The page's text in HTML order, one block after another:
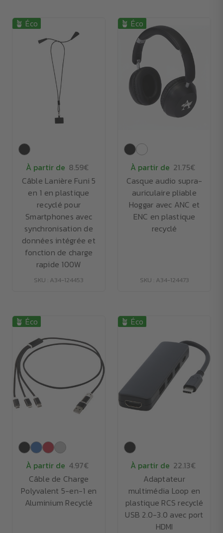
🪴 Éco
À partir de 8.59€
Câble Lanière Funi 5
en 1 en plastique
recyclé pour
Smartphones avec
synchronisation de
données intégrée et
fonction de charge
rapide 100W
SKU : A34-124453
🪴 Éco
À partir de 21.75€
Casque audio supra-
auriculaire pliable
Hoggar avec ANC et
ENC en plastique
recyclé
SKU : A34-124473
🪴 Éco
À partir de 4.97€
Câble de Charge
Polyvalent 5-en-1 en
Aluminium Recyclé
🪴 Éco
À partir de 22.13€
Adaptateur
multimédia Loop en
plastique RCS recyclé
USB 2.0-3.0 avec port
HDMI